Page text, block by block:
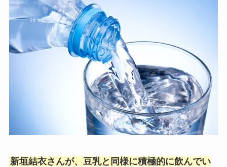
新垣結衣さんが、豆乳と同様に積極的に飲んでい